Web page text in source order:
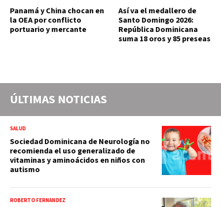
Panamá y China chocan en
la OEA por conflicto
portuario y mercante
Así va el medallero de
Santo Domingo 2026:
República Dominicana
suma 18 oros y 85 preseas
ÚLTIMAS NOTICIAS
SALUD
Sociedad Dominicana de Neurología no
recomienda el uso generalizado de
vitaminas y aminoácidos en niños con
autismo
ROBERTO FERNÁNDEZ